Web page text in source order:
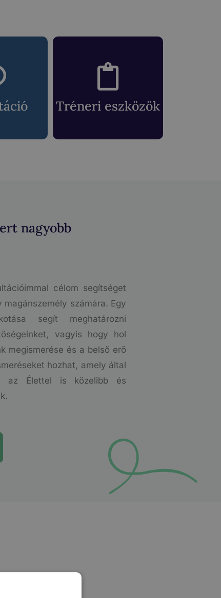
Tréneri eszközök
nagyobb
célom segítséget
számára. Egy
segít meghatározni
vagyis hogy hol
megismerése és a belső erő
hozhat, amely által
az Élettel is közelibb és